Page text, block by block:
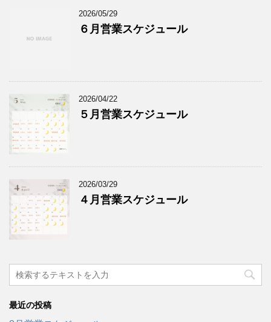
2026/05/29
６月営業スケジュール
2026/04/22
５月営業スケジュール
2026/03/29
４月営業スケジュール
最近の投稿